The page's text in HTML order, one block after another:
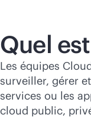
Quel
Les équipes
surveiller, gérer
services ou les
cloud public,